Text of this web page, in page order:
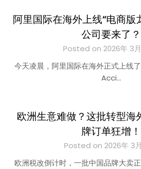
阿里国际在海外上线“电商版
公司要来了？
Posted on 2026年 3
今天凌晨，阿里国际在海外正式上线
Acci…
欧洲生意难做？这批转型海
牌订单狂增！
Posted on 2026年 3
欧洲税改倒计时，一批中国品牌大卖